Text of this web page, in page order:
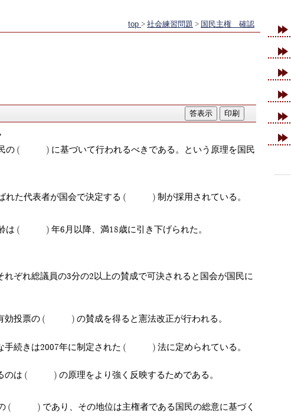
top > 社会練習問題 > 国民主権 確認
の
に基づいて行われるべきである。という原理を国民
れた代表者が国会で決定する 制が採用されている。
は 年6月以降、満18歳に引き下げられた。
ぞれ総議員の3分の2以上の賛成で可決されると国会が国民に
効投票の の賛成を得ると憲法改正が行われる。
続きは2007年に制定された 法に定められている。
のは の原理をより強く反映するためである。
であり、その地位は主権者である国民の総意に基づく